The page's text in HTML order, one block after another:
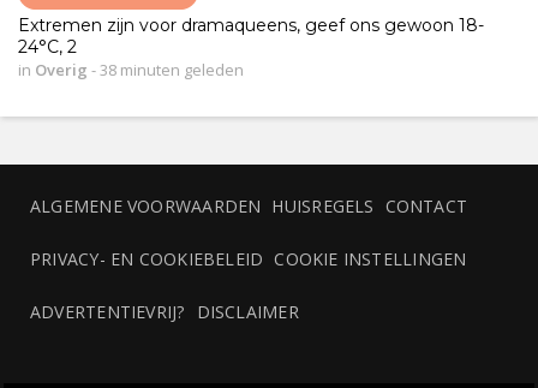
Extremen zijn voor dramaqueens, geef ons gewoon 18-
24°C, 2
in Overig - 38 minuten geleden
ALGEMENE VOORWAARDEN HUISREGELS CONTACT
PRIVACY- EN COOKIEBELEID COOKIE INSTELLINGEN
ADVERTENTIEVRIJ? DISCLAIMER